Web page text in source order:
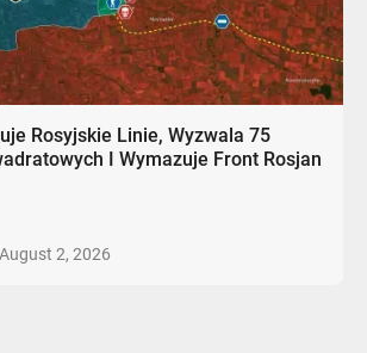
Rosyjskie Linie, Wyzwala 75
I Wymazuje Front Rosjan
August 2, 2026